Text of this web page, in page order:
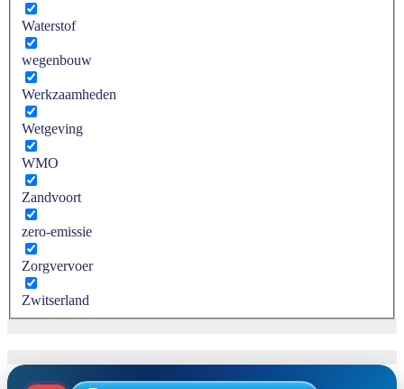
Waterstof
wegenbouw
Werkzaamheden
Wetgeving
WMO
Zandvoort
zero-emissie
Zorgvervoer
Zwitserland